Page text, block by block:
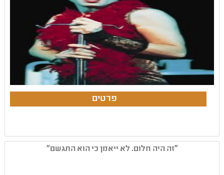
"זה היה חלום. לא ייאמן כי הוא התגשם"